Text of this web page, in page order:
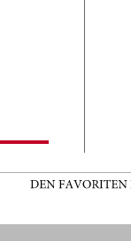
DEN FAVORITEN